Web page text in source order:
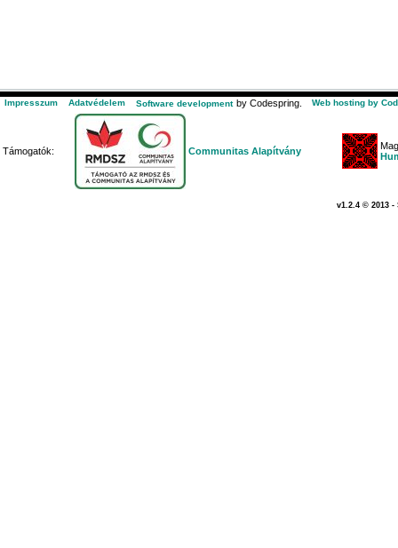
Impresszum Adatvédelem Software development by Codespring. Web hosting by
Támogatók: Communitas Alapítvány
v1.2.4 © 2013